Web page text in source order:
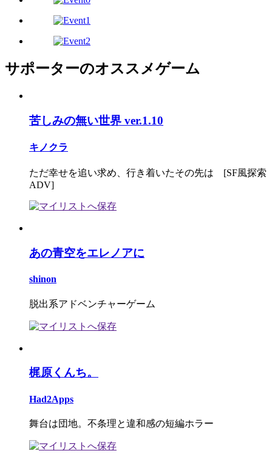
サポーターのオススメゲーム
苦しみの無い世界 ver.1.10
キノクラ
ただ幸せを追い求め、行き着いたその先は [SF風探索
ADV]
あの青空をエレノアに
shinon
脱出系アドベンチャーゲーム
梶原くんち。
Had2Apps
舞台は団地。不条理と違和感の短編ホラー